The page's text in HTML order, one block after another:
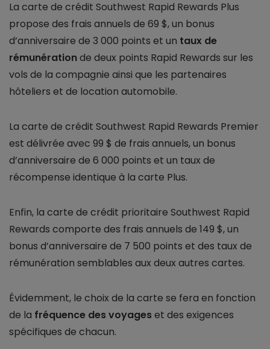
La carte de crédit Southwest Rapid Rewards Plus
propose des frais annuels de 69 $, un bonus
d’anniversaire de 3 000 points et un taux de
rémunérationde deux points Rapid Rewards sur les
vols de la compagnie ainsi que les partenaires
hôteliers et de location automobile.
La carte de crédit Southwest Rapid Rewards Premier
est délivrée avec 99 $ de frais annuels, un bonus
d’anniversaire de 6 000 points et un taux de
récompense identique à la carte Plus.
Enfin, la carte de crédit prioritaire Southwest Rapid
Rewards comporte des frais annuels de 149 $, un
bonus d’anniversaire de 7 500 points et des taux de
rémunération semblables aux deux autres cartes.
Évidemment, le choix de la carte se fera en fonction
de la fréquence des voyageset des exigences
spécifiques de chacun.